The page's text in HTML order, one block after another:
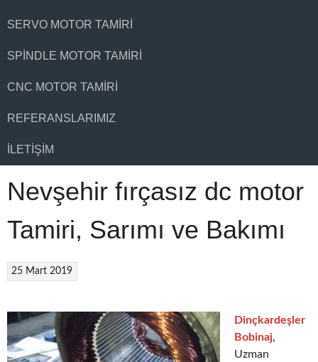
SERVO MOTOR TAMIRI
SPINDLE MOTOR TAMIRI
CNC MOTOR TAMIRI
REFERANSLARIMIZ
İLETIŞIM
Nevşehir fırçasız dc motor
Tamiri, Sarımı ve Bakımı
25 Mart 2019
Dinçkardeşler
Bobinaj,
Uzman